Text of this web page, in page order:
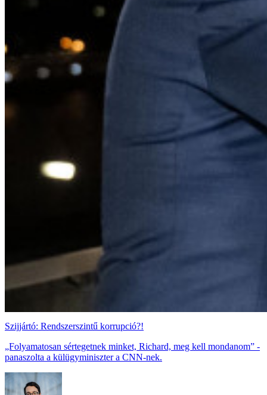
Szijjártó: Rendszerszintű korrupció?!
„Folyamatosan sértegetnek minket, Richard, meg kell mondanom” -
panaszolta a külügyminiszter a CNN-nek.